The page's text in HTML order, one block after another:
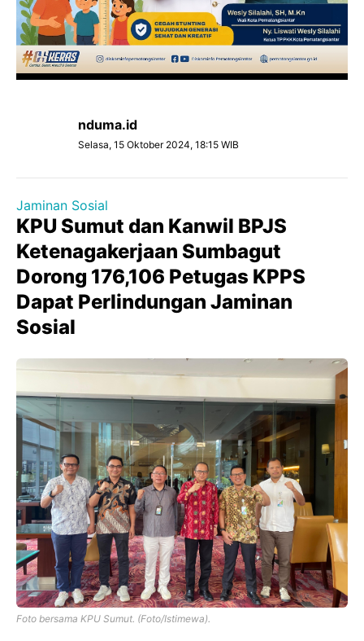
nduma.id
Selasa, 15 Oktober 2024, 18:15 WIB
Jaminan Sosial
KPU Sumut dan Kanwil BPJS
Ketenagakerjaan Sumbagut
Dorong 176,106 Petugas KPPS
Dapat Perlindungan Jaminan
Sosial
Foto bersama KPU Sumut. (Foto/Istimewa).